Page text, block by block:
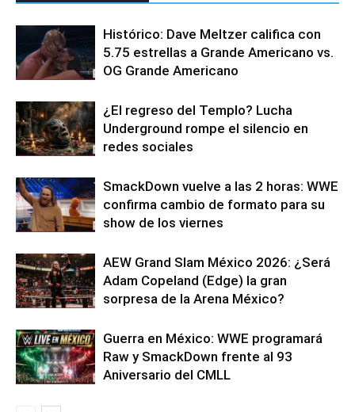
Histórico: Dave Meltzer califica con
5.75 estrellas a Grande Americano vs.
OG Grande Americano
¿El regreso del Templo? Lucha
Underground rompe el silencio en
redes sociales
SmackDown vuelve a las 2 horas: WWE
confirma cambio de formato para su
show de los viernes
AEW Grand Slam México 2026: ¿Será
Adam Copeland (Edge) la gran
sorpresa de la Arena México?
Guerra en México: WWE programará
Raw y SmackDown frente al 93
Aniversario del CMLL